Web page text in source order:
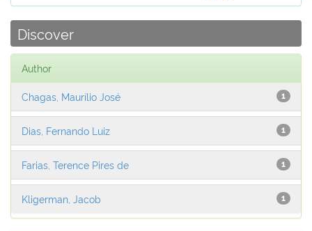
Discover
Author
1
Chagas, Maurílio José
1
Dias, Fernando Luiz
1
Farias, Terence Pires de
1
Kligerman, Jacob